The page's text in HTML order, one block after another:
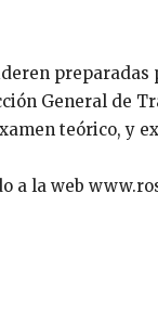
General de
teórico, y
a la web